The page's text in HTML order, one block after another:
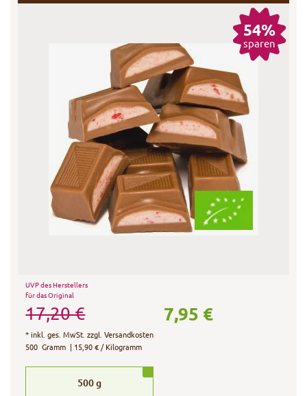
54%
sparen
UVP des Herstellers
für das Original
17,20 € 7,95 €
*inkl. ges. MwSt. zzgl.Versandkosten
500 Gramm | 15,90 € / Kilogramm
500g